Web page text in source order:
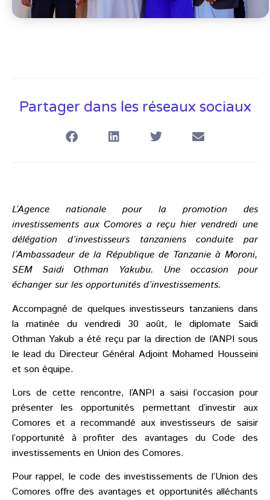
Partager dans les réseaux sociaux
L’Agence nationale pour la promotion des
investissements aux Comores a reçu hier vendredi une
délégation d’investisseurs tanzaniens conduite par
l’Ambassadeur de la République de Tanzanie à Moroni,
SEM Saidi Othman Yakubu. Une occasion pour
échanger sur les opportunités d’investissements.
Accompagné de quelques investisseurs tanzaniens dans
la matinée du vendredi 30 août, le diplomate Saidi
Othman Yakub a été reçu par la direction de l’ANPI sous
le lead du Directeur Général Adjoint Mohamed Housseini
et son équipe.
Lors de cette rencontre, l’ANPI a saisi l’occasion pour
présenter les opportunités permettant d’investir aux
Comores et a recommandé aux investisseurs de saisir
l’opportunité à profiter des avantages du Code des
investissements en Union des Comores.
Pour rappel, le code des investissements de l’Union des
Comores offre des avantages et opportunités alléchants